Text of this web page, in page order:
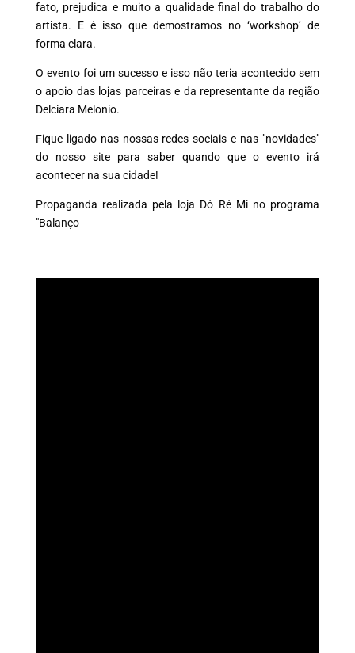
fato, prejudica e muito a qualidade final do trabalho do
artista. E é isso que demostramos no ‘workshop’ de
forma clara.
O evento foi um sucesso e isso não teria acontecido sem
o apoio das lojas parceiras e da representante da região
Delciara Melonio.
Fique ligado nas nossas redes sociais e nas "novidades"
do nosso site para saber quando que o evento irá
acontecer na sua cidade!
Propaganda realizada pela loja Dó Ré Mi no programa
"Balanço